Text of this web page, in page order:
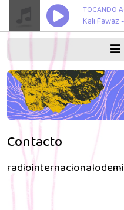
TOCANDO
Kali Fawaz
Contacto